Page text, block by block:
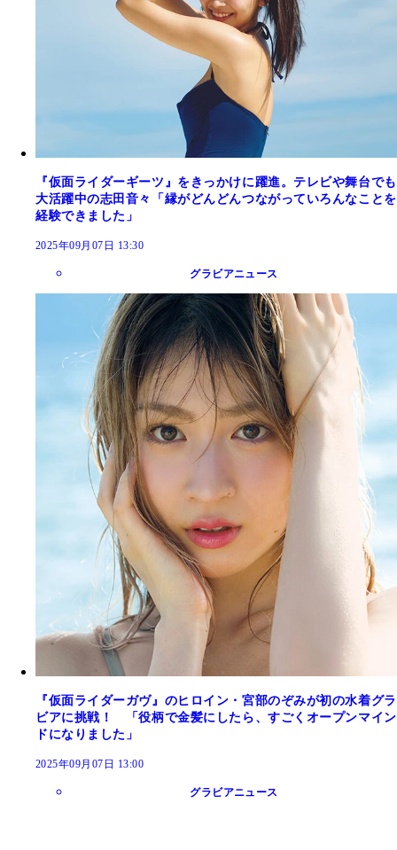
『仮面ライダーギーツ』をきっかけに躍進。テレビや舞台でも
大活躍中の志田音々「縁がどんどんつながっていろんなことを
経験できました」
2025年09月07日 13:30
グラビアニュース
『仮面ライダーガヴ』のヒロイン・宮部のぞみが初の水着グラ
ビアに挑戦！ 「役柄で金髪にしたら、すごくオープンマイン
ドになりました」
2025年09月07日 13:00
グラビアニュース